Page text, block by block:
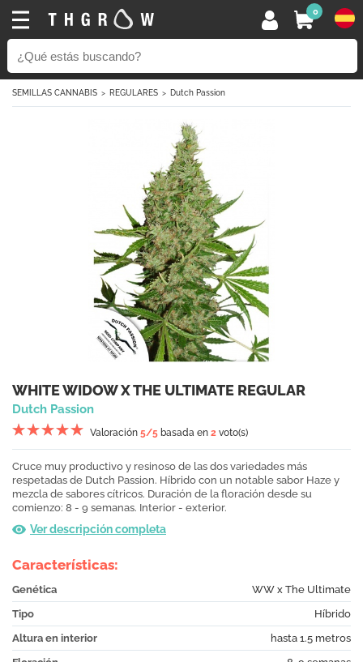
0
SEMILLAS CANNABIS REGULARES Dutch Passion
WHITE WIDOW X THE ULTIMATE REGULAR
Dutch Passion
Valoración 5/5 basada en 2 voto(s)
Cruce muy productivo y resinoso de las dos variedades más
respetadas de Dutch Passion. Híbrido con un notable sabor Haze y
mezcla de sabores cítricos. Duración de la floración desde su
comienzo: 8 - 9 semanas. Interior - exterior.
Ver descripción completa
Características:
Genética
WW x The Ultimate
Tipo
Híbrido
Altura en interior
hasta 1.5 metros